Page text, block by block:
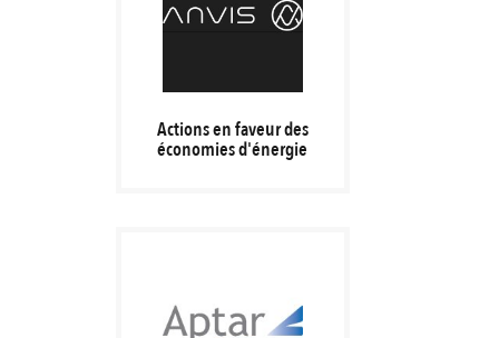
Actions en faveur des
économies d'énergie